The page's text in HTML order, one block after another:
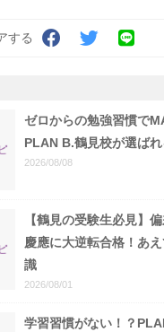
する
ゼロからの勉強習慣で
PLAN B.鶴見校が選ば
2026/08/08
【鶴見の受験生必見】
慶應に大逆転合格！あ
識
2026/08/01
学習習慣がない！？